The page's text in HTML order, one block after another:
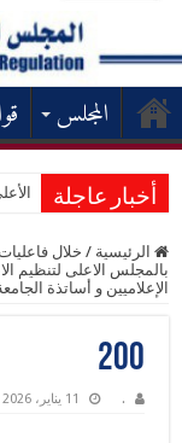
المجلس
أخبار عاجلة
الرئيسية / خلال
الإعلاميين و أساتذة
200
. 11 يناير، 2026